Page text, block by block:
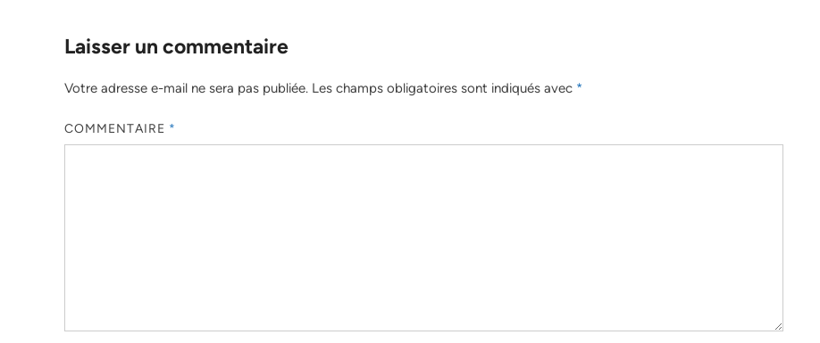
Laisser un commentaire
Votre adresse e-mail ne sera pas publiée. Les champs obligatoires sont indiqués avec *
COMMENTAIRE *